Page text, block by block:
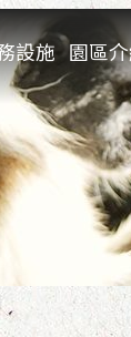
設施 園區